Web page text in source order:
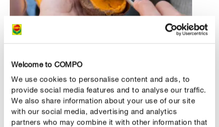
Welcome to COMPO
We use cookies to personalise content and ads, to
provide social media features and to analyse our traffic.
We also share information about your use of our site
with our social media, advertising and analytics
partners who may combine it with other information that
Patates douces farcies
Préchauffez le four à 200 °C.
Piquez plusieurs fois les patates douces avec la
fourchette, posez-les sur une plaque à pâtisserie